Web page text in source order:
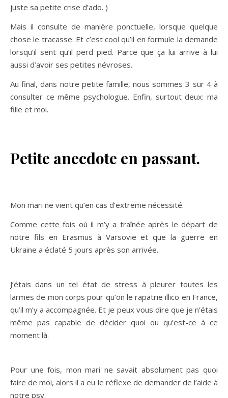
juste sa petite crise d’ado. )
Mais il consulte de manière ponctuelle, lorsque quelque
chose le tracasse. Et c’est cool qu’il en formule la demande
lorsqu’il sent qu’il perd pied. Parce que ça lui arrive à lui
aussi d’avoir ses petites névroses.
Au final, dans notre petite famille, nous sommes 3 sur 4 à
consulter ce même psychologue. Enfin, surtout deux: ma
fille et moi.
Petite anecdote en passant.
Mon mari ne vient qu’en cas d’extreme nécessité.
Comme cette fois où il m’y a traînée après le départ de
notre fils en Erasmus à Varsovie et que la guerre en
Ukraine a éclaté 5 jours après son arrivée.
J’étais dans un tel état de stress à pleurer toutes les
larmes de mon corps pour qu’on le rapatrie illico en France,
qu’il m’y a accompagnée. Et je peux vous dire que je n’étais
même pas capable de décider quoi ou qu’est-ce à ce
moment là.
Pour une fois, mon mari ne savait absolument pas quoi
faire de moi, alors il a eu le réflexe de demander de l’aide à
notre psy.